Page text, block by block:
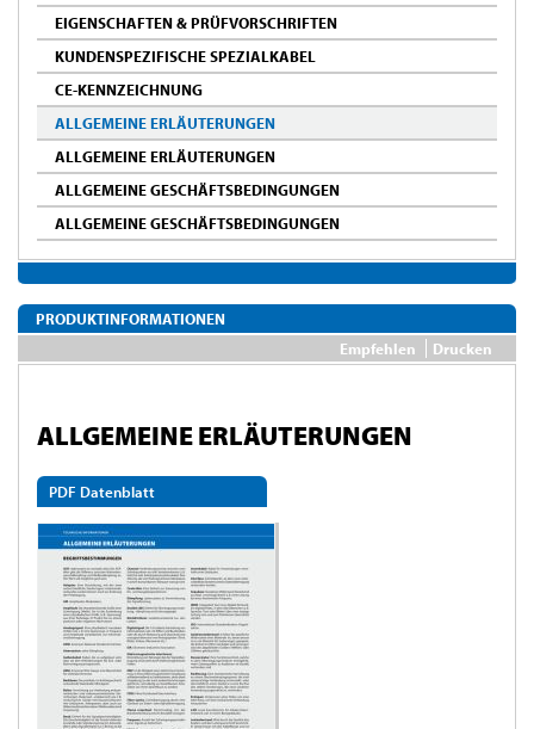
EIGENSCHAFTEN & PRÜFVORSCHRIFTEN
KUNDENSPEZIFISCHE SPEZIALKABEL
CE-KENNZEICHNUNG
ALLGEMEINE ERLÄUTERUNGEN
ALLGEMEINE ERLÄUTERUNGEN
ALLGEMEINE GESCHÄFTSBEDINGUNGEN
ALLGEMEINE GESCHÄFTSBEDINGUNGEN
PRODUKTINFORMATIONEN
Empfehlen
Drucken
ALLGEMEINE ERLÄUTERUNGEN
PDF Datenblatt